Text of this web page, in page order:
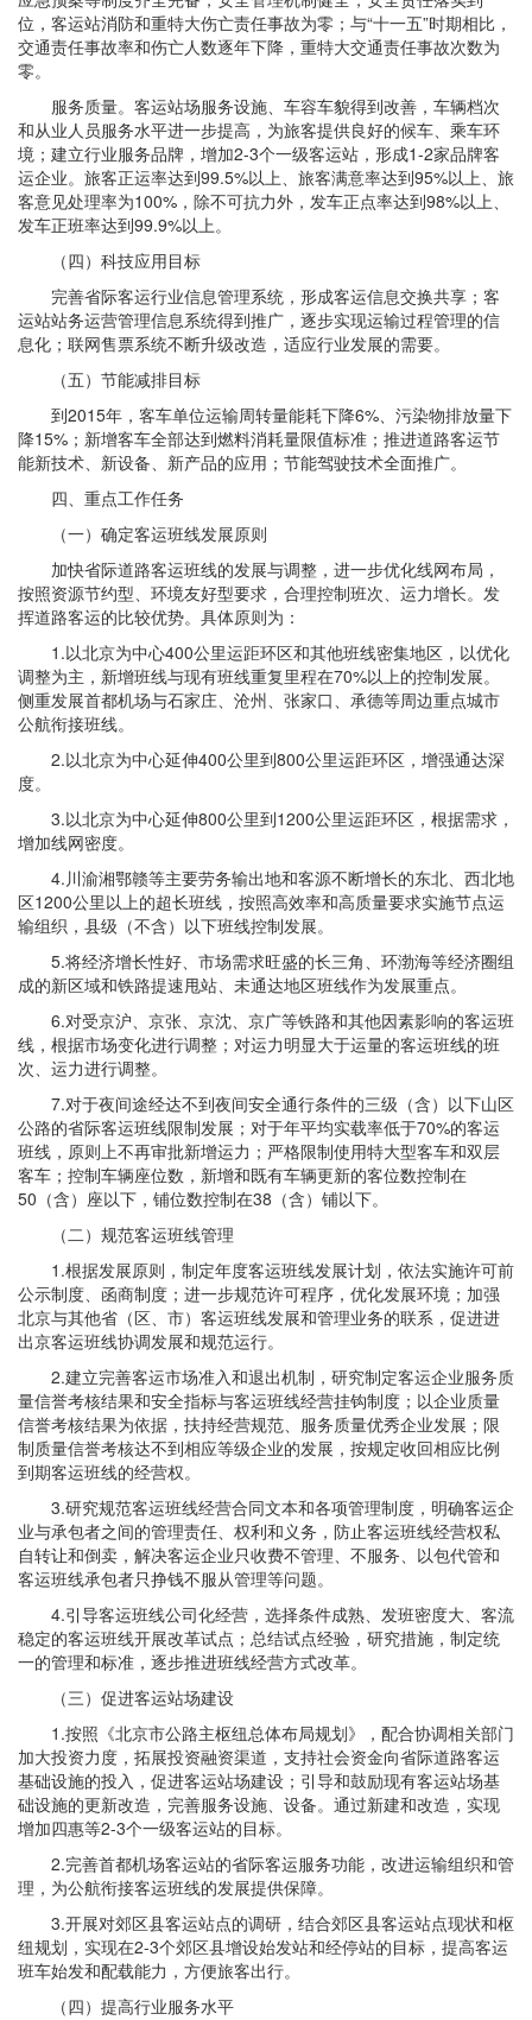
位，客运站消防和重特大伤亡责任事故为零；与“十一五”时期相比，
交通责任事故率和伤亡人数逐年下降，重特大交通责任事故次数为
零。
服务质量。客运站场服务设施、车容车貌得到改善，车辆档次
和从业人员服务水平进一步提高，为旅客提供良好的候车、乘车环
境；建立行业服务品牌，增加2-3个一级客运站，形成1-2家品牌客
运企业。旅客正运率达到99.5%以上、旅客满意率达到95%以上、旅
客意见处理率为100%，除不可抗力外，发车正点率达到98%以上、
发车正班率达到99.9%以上。
（四）科技应用目标
完善省际客运行业信息管理系统，形成客运信息交换共享；客
运站站务运营管理信息系统得到推广，逐步实现运输过程管理的信
息化；联网售票系统不断升级改造，适应行业发展的需要。
（五）节能减排目标
到2015年，客车单位运输周转量能耗下降6%、污染物排放量下
降15%；新增客车全部达到燃料消耗量限值标准；推进道路客运节
能新技术、新设备、新产品的应用；节能驾驶技术全面推广。
四、重点工作任务
（一）确定客运班线发展原则
加快省际道路客运班线的发展与调整，进一步优化线网布局，
按照资源节约型、环境友好型要求，合理控制班次、运力增长。发
挥道路客运的比较优势。具体原则为：
1.以北京为中心400公里运距环区和其他班线密集地区，以优化
调整为主，新增班线与现有班线重复里程在70%以上的控制发展。
侧重发展首都机场与石家庄、沧州、张家口、承德等周边重点城市
公航衔接班线。
2.以北京为中心延伸400公里到800公里运距环区，增强通达深
度。
3.以北京为中心延伸800公里到1200公里运距环区，根据需求，
增加线网密度。
4.川渝湘鄂赣等主要劳务输出地和客源不断增长的东北、西北地
区1200公里以上的超长班线，按照高效率和高质量要求实施节点运
输组织，县级（不含）以下班线控制发展。
5.将经济增长性好、市场需求旺盛的长三角、环渤海等经济圈组
成的新区域和铁路提速甩站、未通达地区班线作为发展重点。
6.对受京沪、京张、京沈、京广等铁路和其他因素影响的客运班
线，根据市场变化进行调整；对运力明显大于运量的客运班线的班
次、运力进行调整。
7.对于夜间途经达不到夜间安全通行条件的三级（含）以下山区
公路的省际客运班线限制发展；对于年平均实载率低于70%的客运
班线，原则上不再审批新增运力；严格限制使用特大型客车和双层
客车；控制车辆座位数，新增和既有车辆更新的客位数控制在
50（含）座以下，铺位数控制在38（含）铺以下。
（二）规范客运班线管理
1.根据发展原则，制定年度客运班线发展计划，依法实施许可前
公示制度、函商制度；进一步规范许可程序，优化发展环境；加强
北京与其他省（区、市）客运班线发展和管理业务的联系，促进进
出京客运班线协调发展和规范运行。
2.建立完善客运市场准入和退出机制，研究制定客运企业服务质
量信誉考核结果和安全指标与客运班线经营挂钩制度；以企业质量
信誉考核结果为依据，扶持经营规范、服务质量优秀企业发展；限
制质量信誉考核达不到相应等级企业的发展，按规定收回相应比例
到期客运班线的经营权。
3.研究规范客运班线经营合同文本和各项管理制度，明确客运企
业与承包者之间的管理责任、权利和义务，防止客运班线经营权私
自转让和倒卖，解决客运企业只收费不管理、不服务、以包代管和
客运班线承包者只挣钱不服从管理等问题。
4.引导客运班线公司化经营，选择条件成熟、发班密度大、客流
稳定的客运班线开展改革试点；总结试点经验，研究措施，制定统
一的管理和标准，逐步推进班线经营方式改革。
（三）促进客运站场建设
1.按照《北京市公路主枢纽总体布局规划》，配合协调相关部门
加大投资力度，拓展投资融资渠道，支持社会资金向省际道路客运
基础设施的投入，促进客运站场建设；引导和鼓励现有客运站场基
础设施的更新改造，完善服务设施、设备。通过新建和改造，实现
增加四惠等2-3个一级客运站的目标。
2.完善首都机场客运站的省际客运服务功能，改进运输组织和管
理，为公航衔接客运班线的发展提供保障。
3.开展对郊区县客运站点的调研，结合郊区县客运站点现状和枢
纽规划，实现在2-3个郊区县增设始发站和经停站的目标，提高客运
班车始发和配载能力，方便旅客出行。
（四）提高行业服务水平